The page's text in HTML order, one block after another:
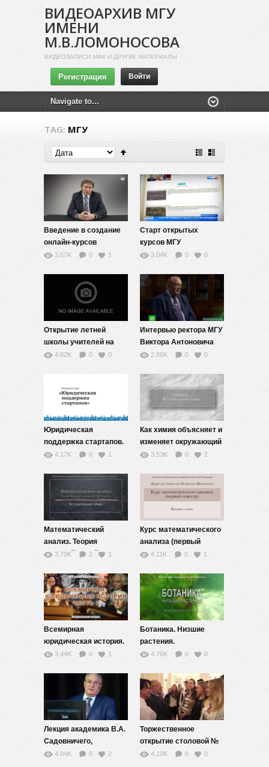
ВИДЕОАРХИВ МГУ
ИМЕНИ
М.В.ЛОМОНОСОВА
ВИДЕОЗАПИСИ МФК И ДРУГИЕ МАТЕРИАЛЫ
Регистрация Войти
TAG: МГУ
Введение в создание
онлайн-курсов
(Moodle).
3.67K 0 1
Старт открытых
курсов МГУ
3.04K 0 0
Открытие летней
школы учителей на
филологическом
4.82K 0 0
Интервью ректора МГУ
Виктора Антоновича
Садовничего
2.86K 0 0
Юридическая
поддержка стартапов.
Вводное слово.
4.17K 0 1
Как химия объясняет и
изменяет окружающий
мир. Вводное слово.
3.53K 0 2
Математический
анализ. Теория
функций одной
слово.
3.79K 2 1
Курс математического
анализа (первый
семестр).
4.11K 0 1
Всемирная
юридическая история.
Часть 2.
3.44K 0 1
Ботаника. Низшие
растения.
Вступительное слово.
4.76K 0 0
Лекция академика В.А.
Садовничего,
посвященная роли
4.04K 0 2
Торжественное
открытие столовой №
1 Комбината питания
4.10K 0 0